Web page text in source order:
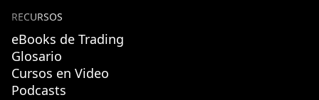
RECURSOS
eBooks de Trading
Glosario
Cursos en Video
Podcasts